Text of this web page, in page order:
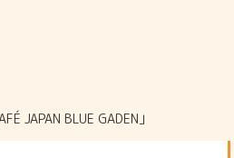
JAPAN BLUE GADEN」